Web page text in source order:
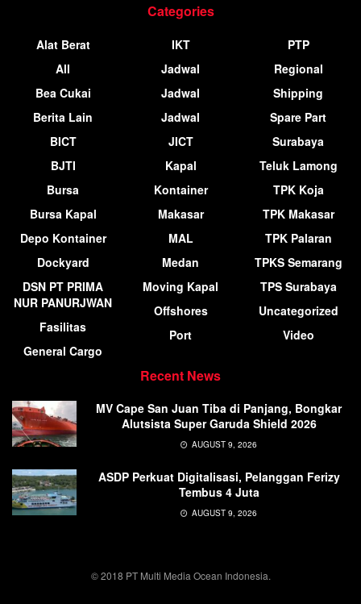
Categories
Alat Berat
All
Bea Cukai
Berita Lain
BICT
BJTI
Bursa
Bursa Kapal
Depo Kontainer
Dockyard
DSN PT PRIMA
NUR PANURJWAN
Fasilitas
General Cargo
IKT
Jadwal
Jadwal
Jadwal
JICT
Kapal
Kontainer
Makasar
MAL
Medan
Moving Kapal
Offshores
Port
PTP
Regional
Shipping
Spare Part
Surabaya
Teluk Lamong
TPK Koja
TPK Makasar
TPK Palaran
TPKS Semarang
TPS Surabaya
Uncategorized
Video
Recent News
MV Cape San Juan Tiba di Panjang, Bongkar
Alutsista Super Garuda Shield 2026
AUGUST 9, 2026
ASDP Perkuat Digitalisasi, Pelanggan Ferizy
Tembus 4 Juta
AUGUST 9, 2026
© 2018 PT Multi Media Ocean Indonesia.